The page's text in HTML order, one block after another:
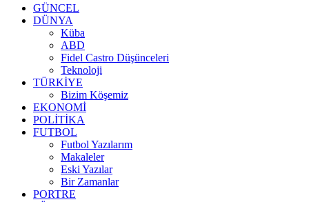
GÜNCEL
DÜNYA
Küba
ABD
Fidel Castro Düşünceleri
Teknoloji
TÜRKİYE
Bizim Köşemiz
EKONOMİ
POLİTİKA
FUTBOL
Futbol Yazılarım
Makaleler
Eski Yazılar
Bir Zamanlar
PORTRE